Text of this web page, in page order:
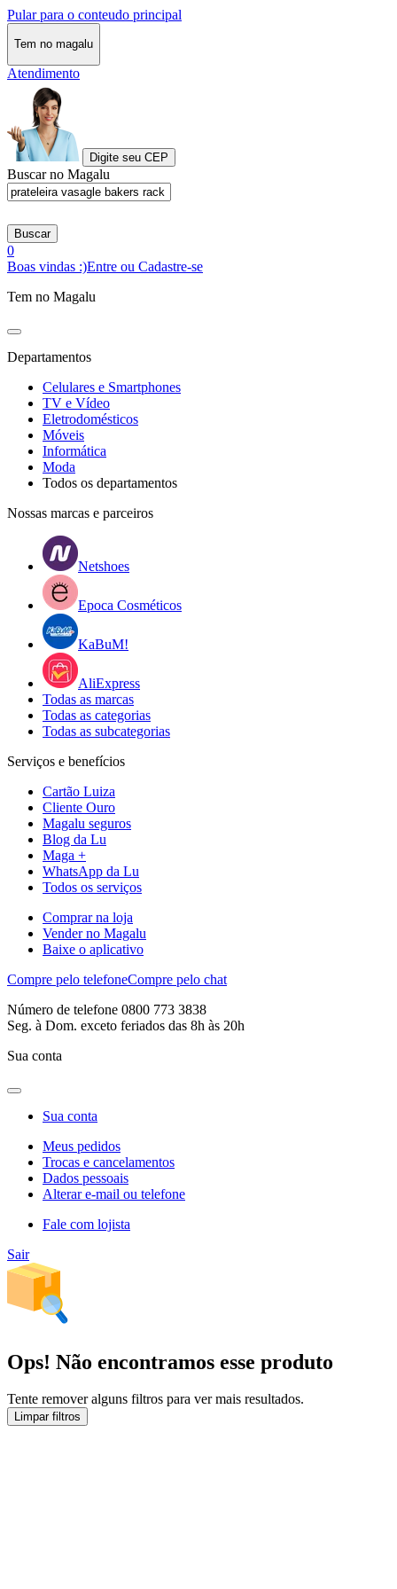
Pular para o conteudo principal
Tem no magalu
Atendimento
Digite seu CEP
Buscar no Magalu
Buscar
0
Boas vindas :)Entre ou Cadastre-se
Tem no Magalu
Departamentos
Celulares e Smartphones
TV e Vídeo
Eletrodomésticos
Móveis
Informática
Moda
Todos os departamentos
Nossas marcas e parceiros
Netshoes
Epoca Cosméticos
KaBuM!
AliExpress
Todas as marcas
Todas as categorias
Todas as subcategorias
Serviços e benefícios
Cartão Luiza
Cliente Ouro
Magalu seguros
Blog da Lu
Maga +
WhatsApp da Lu
Todos os serviços
Comprar na loja
Vender no Magalu
Baixe o aplicativo
Compre pelo telefoneCompre pelo chat
Número de telefone 0800 773 3838
Seg. à Dom. exceto feriados das 8h às 20h
Sua conta
Sua conta
Meus pedidos
Trocas e cancelamentos
Dados pessoais
Alterar e-mail ou telefone
Fale com lojista
Sair
Ops! Não encontramos esse produto
Tente remover alguns filtros para ver mais resultados.
Limpar filtros